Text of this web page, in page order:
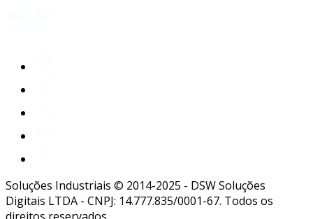
Soluções Industriais © 2014-2025 - DSW Soluções
Digitais LTDA - CNPJ: 14.777.835/0001-67. Todos os